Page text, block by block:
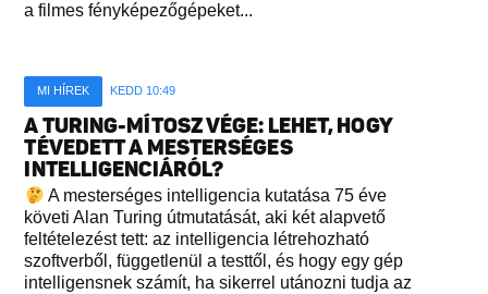
a filmes fényképezőgépeket...
MI HÍREK KEDD 10:49
A TURING-MÍTOSZ VÉGE: LEHET, HOGY
TÉVEDETT A MESTERSÉGES
INTELLIGENCIÁRÓL?
A mesterséges intelligencia kutatása 75 éve
követi Alan Turing útmutatását, aki két alapvető
feltételezést tett: az intelligencia létrehozható
szoftverből, függetlenül a testtől, és hogy egy gép
intelligensnek számít, ha sikerrel utánozni tudja az